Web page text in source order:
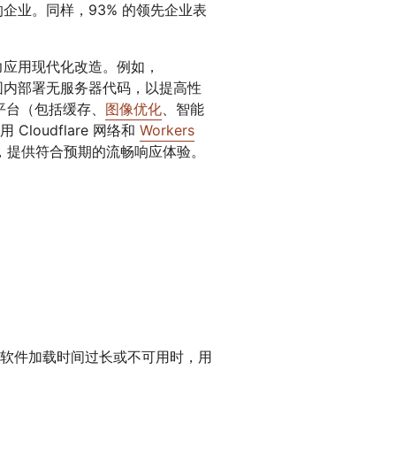
业。同样，93% 的领先企业表
用现代化改造。例如，
部署无服务器代码，以提高性
（包括缓存、 图像优化、智能
Cloudflare 网络和 Workers
供符合预期的流畅响应体验。
件加载时间过长或不可用时，用